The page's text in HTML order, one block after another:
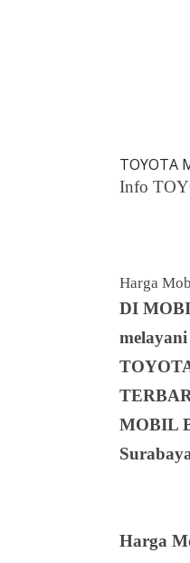
TOYOTA
Info
Harga
DI
melayani
MOBIL
Harga